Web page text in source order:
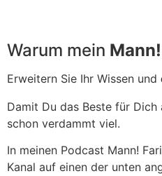
Warum mein
Erweitern Sie Ihr Wissen und
Damit Du das Beste für
schon verdammt viel.
In meinen Podcast Mann!
Kanal auf einen der unten